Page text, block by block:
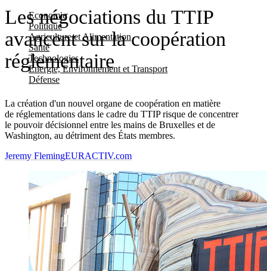
Economie
Politique
Agriculture et Alimentation
Santé
Technologies
Energie, Environnement et Transport
Défense
Les négociations du TTIP
avancent sur la coopération
réglementaire
La création d'un nouvel organe de coopération en matière
de réglementations dans le cadre du TTIP risque de concentrer
le pouvoir décisionnel entre les mains de Bruxelles et de
Washington, au détriment des États membres.
Jeremy FlemingEURACTIV.com